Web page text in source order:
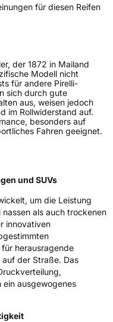
für diesen Reifen
der 1872 in Mailand
Modell nicht
für andere Pirelli-
sich durch gute
aus, weisen jedoch
im Rollwiderstand auf.
besonders auf
Fahren geeignet.
und SUVs
um die Leistung
als auch trockenen
innovativen
herausragende
der Straße. Das
ein ausgewogenes